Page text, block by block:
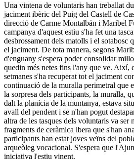
Una vintena de voluntaris han treballat
jaciment ibèric del Puig del Castell de
direcció de Carme Montalbán i Maribel
campanya d'aquest estiu s'ha fet una
desbrossament dels matolls i el sotabosc
el jaciment. De tota manera, segons
d'enguany s'espera poder consolidar
quedin més netes fins l'any que ve. Així,
setmanes s'ha recuperat tot el jaciment
continuació de la muralla perimetral que
la sorpresa dels participants, la muralla,
dalt la planícia de la muntanya, estava
avall del pendent i se n'han pogut
altra de les tasques dels voluntaris va ser
fragments de ceràmica ibera que s'han
participants han estat joves veïns del
arqueòleg vocacional. S'espera que
iniciativa l'estiu vinent.